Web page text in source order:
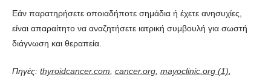
Εάν παρατηρήσετε οποιαδήποτε σημάδια ή έχετε ανησυχίες,
είναι απαραίτητο να αναζητήσετε ιατρική συμβουλή για σωστή
διάγνωση και θεραπεία.
Πηγές: thyroidcancer.com cancer.org mayoclinic.org (1)